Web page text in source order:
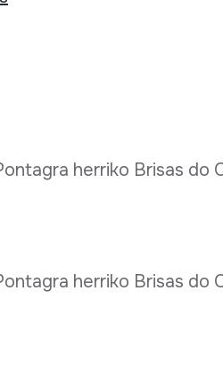
herriko Brisas do
herriko Brisas do